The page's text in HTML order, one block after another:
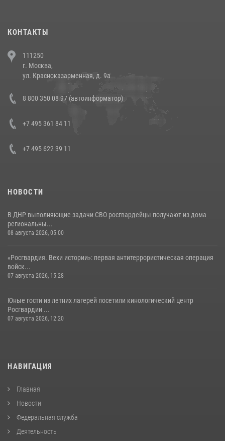
напавших на бригаду скорой помощи (видео)
14 июля 2026, 12:20
В Росгвардии прошла военно-научная конференция по обобщению
боевого опыта
КОНТАКТЫ
111250
г. Москва,
ул. Красноказарменная, д. 9а
8 800 350 08 97 (автоинформатор)
+7 495 361 84 11
+7 495 622 39 11
НОВОСТИ
В ДНР выполняющие задачи СВО росгвардейцы получают из дома
региональны...
08 августа 2026, 05:00
«Росгвардия. Вехи истории»: первая антитеррористическая операция
войск...
07 августа 2026, 15:28
Юные гости из летних лагерей посетили кинологический центр
Росгвардии ...
07 августа 2026, 12:20
НАВИГАЦИЯ
Главная
Новости
Федеральная служба
Деятельность